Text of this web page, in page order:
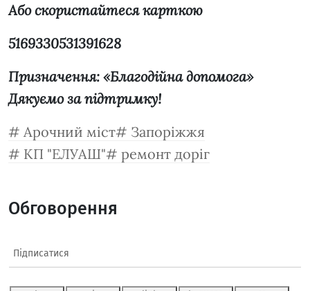
Або скористайтеся карткою
5169330531391628
Призначення: «Благодійна допомога»
Дякуємо за підтримку!
Арочний міст
Запоріжжя
КП "ЕЛУАШ"
ремонт доріг
Обговорення
Підписатися